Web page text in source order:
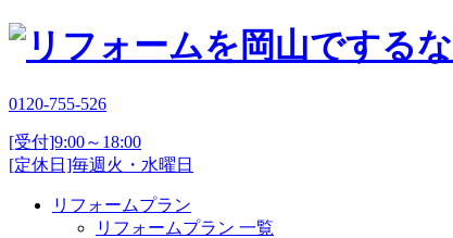
0120-755-526
[受付]9:00～18:00
[定休日]毎週火・水曜日
リフォームプラン
リフォームプラン 一覧